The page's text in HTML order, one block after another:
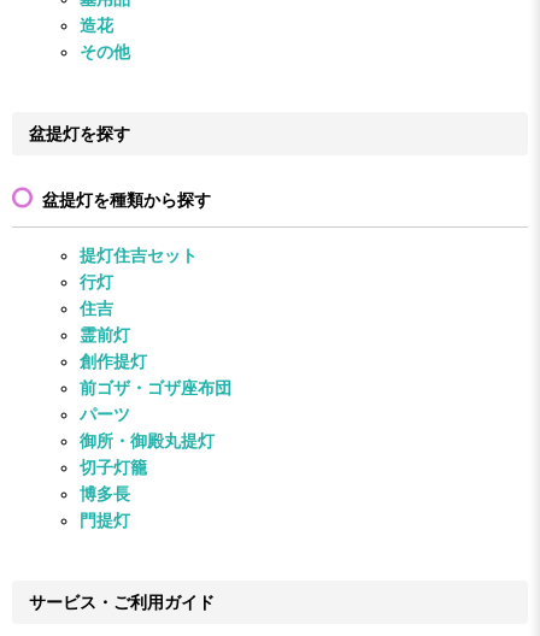
造花
その他
盆提灯を探す
盆提灯を種類から探す
提灯住吉セット
行灯
住吉
霊前灯
創作提灯
前ゴザ・ゴザ座布団
パーツ
御所・御殿丸提灯
切子灯籠
博多長
門提灯
サービス・ご利用ガイド